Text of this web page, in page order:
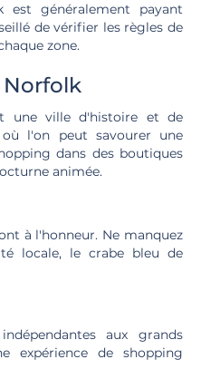
est généralement payant
de vérifier les règles de
zone.
Norfolk
une ville d'histoire et de
l'on peut savourer une
dans des boutiques
animée.
à l'honneur. Ne manquez
locale, le crabe bleu de
aux grands
expérience de shopping